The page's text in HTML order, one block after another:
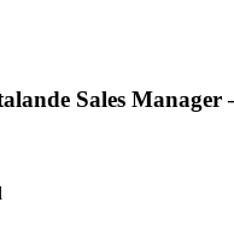
Sales Manager